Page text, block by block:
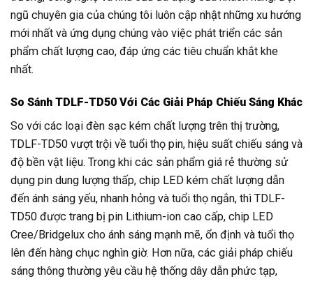
ngũ chuyên gia của chúng tôi luôn cập nhật những xu hướng
mới nhất và ứng dụng chúng vào việc phát triển các sản
phẩm chất lượng cao, đáp ứng các tiêu chuẩn khắt khe
nhất.
So Sánh TDLF-TD50 Với Các Giải Pháp Chiếu Sáng Khác
So với các loại đèn sạc kém chất lượng trên thị trường,
TDLF-TD50 vượt trội về tuổi thọ pin, hiệu suất chiếu sáng và
độ bền vật liệu. Trong khi các sản phẩm giá rẻ thường sử
dụng pin dung lượng thấp, chip LED kém chất lượng dẫn
đến ánh sáng yếu, nhanh hỏng và tuổi thọ ngắn, thì TDLF-
TD50 được trang bị pin Lithium-ion cao cấp, chip LED
Cree/Bridgelux cho ánh sáng mạnh mẽ, ổn định và tuổi thọ
lên đến hàng chục nghìn giờ. Hơn nữa, các giải pháp chiếu
sáng thông thường yêu cầu hệ thống dây dẫn phức tạp,